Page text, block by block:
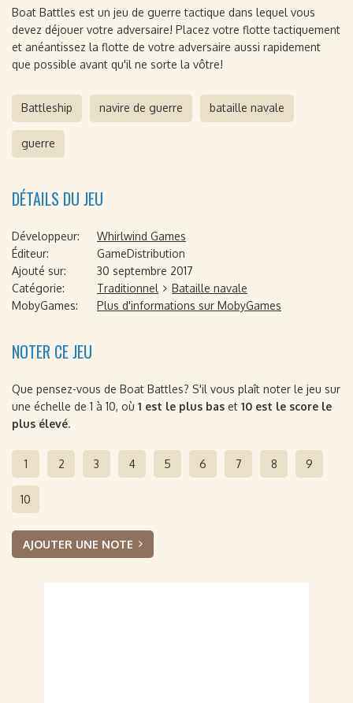
Boat Battles est un jeu de guerre tactique dans lequel vous
devez déjouer votre adversaire! Placez votre flotte tactiquement
et anéantissez la flotte de votre adversaire aussi rapidement
que possible avant qu'il ne sorte la vôtre!
Battleship navire de guerre bataille navale
guerre
DÉTAILS DU JEU
Développeur:
Whirlwind Games
Éditeur:
GameDistribution
Ajouté sur:
30 septembre 2017
Catégorie:
Traditionnel
Bataille navale
MobyGames:
Plus d'informations sur MobyGames
NOTER CE JEU
Que pensez-vous de Boat Battles? S'il vous plaît noter le jeu sur
une échelle de 1 à 10, où 1 est le plus bas et 10 est le score le
plus élevé.
1 2 3 4 5 6 7 8 9
10
AJOUTER UNE NOTE